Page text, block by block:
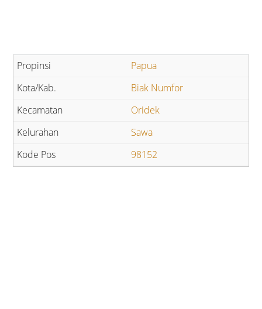
Papua
Biak Numfor
Oridek
Sawa
98152